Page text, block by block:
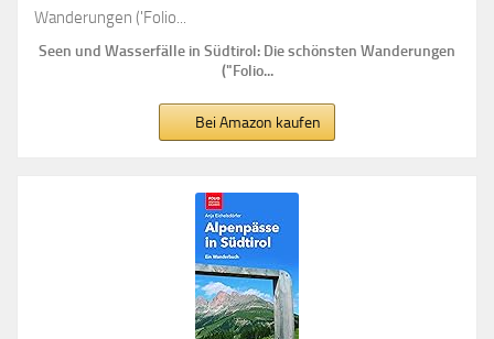
Seen und Wasserfälle in Südtirol: Die schönsten Wanderungen
("Folio...
Bei Amazon kaufen